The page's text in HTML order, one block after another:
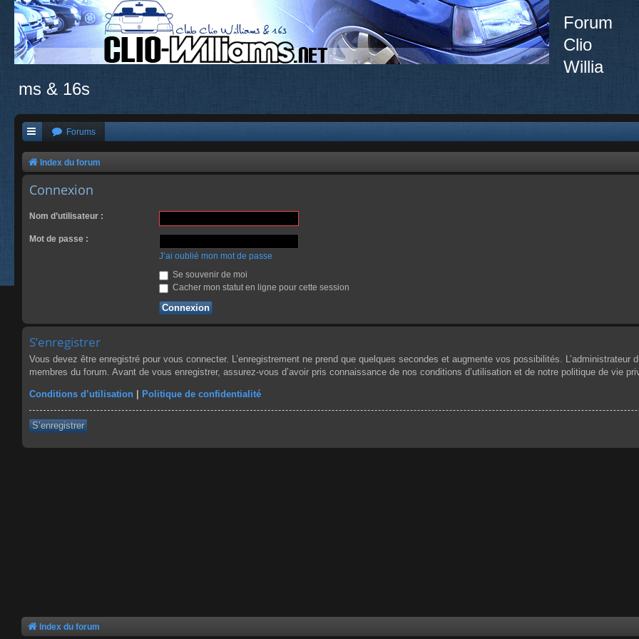
Forum
Clio
Willia
ms & 16s
Forums
Index du forum
Connexion
Nom d’utilisateur :
Mot de passe :
J’ai oublié mon mot de passe
Se souvenir de moi
Cacher mon statut en ligne pour cette session
S’enregistrer
Vous devez être enregistré pour vous connecter. L’enregistrement ne prend que quelques secondes et augmente vos possibilités.
membres du forum. Avant de vous enregistrer, assurez-vous d’avoir pris connaissance de nos conditions d’utilisation et de notre politique de vie
Conditions d’utilisation Politique de confidentialité
S’enregistrer
Index du forum